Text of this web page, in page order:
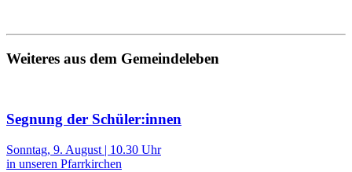
Weiteres aus dem Gemeindeleben
Segnung der Schüler:innen
Sonntag, 9. August | 10.30 Uhr
in unseren Pfarrkirchen